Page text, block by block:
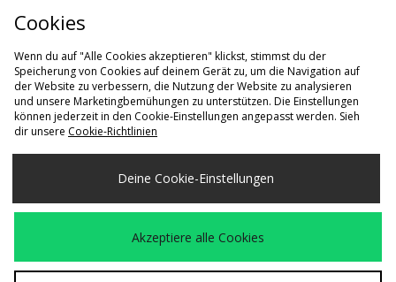
SCHNELLKAUF
Crocs Classic Clog
Damen
SCHNELLKAUF
Ox Low Damen
Zur size? Desktop Seite
Cookies
Wenn du auf "Alle Cookies akzeptieren" klickst, stimmst du der
Speicherung von Cookies auf deinem Gerät zu, um die Navigation auf
der Website zu verbessern, die Nutzung der Website zu analysieren
und unsere Marketingbemühungen zu unterstützen. Die Einstellungen
können jederzeit in den Cookie-Einstellungen angepasst werden. Sieh
dir unsere Cookie-Richtlinien
Deine Cookie-Einstellungen
Akzeptiere alle Cookies